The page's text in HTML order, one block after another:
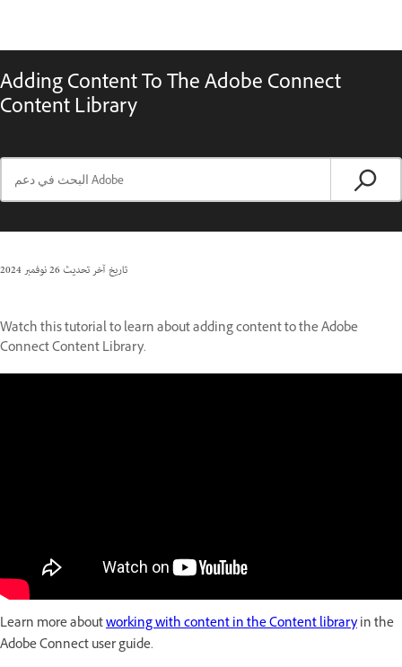
Adding Content To The Adobe Connect
Content Library
تاريخ آخر تحديث26 نوفمبر 2024
Watch this tutorial to learn about adding content to the Adobe
Connect Content Library.
Learn more aboutworking with content in the Content libraryin the
Adobe Connect user guide.